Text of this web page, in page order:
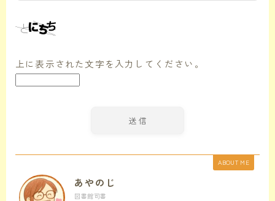
上に表示された文字を入力してください。
ABOUT ME
あやのじ
図書館司書